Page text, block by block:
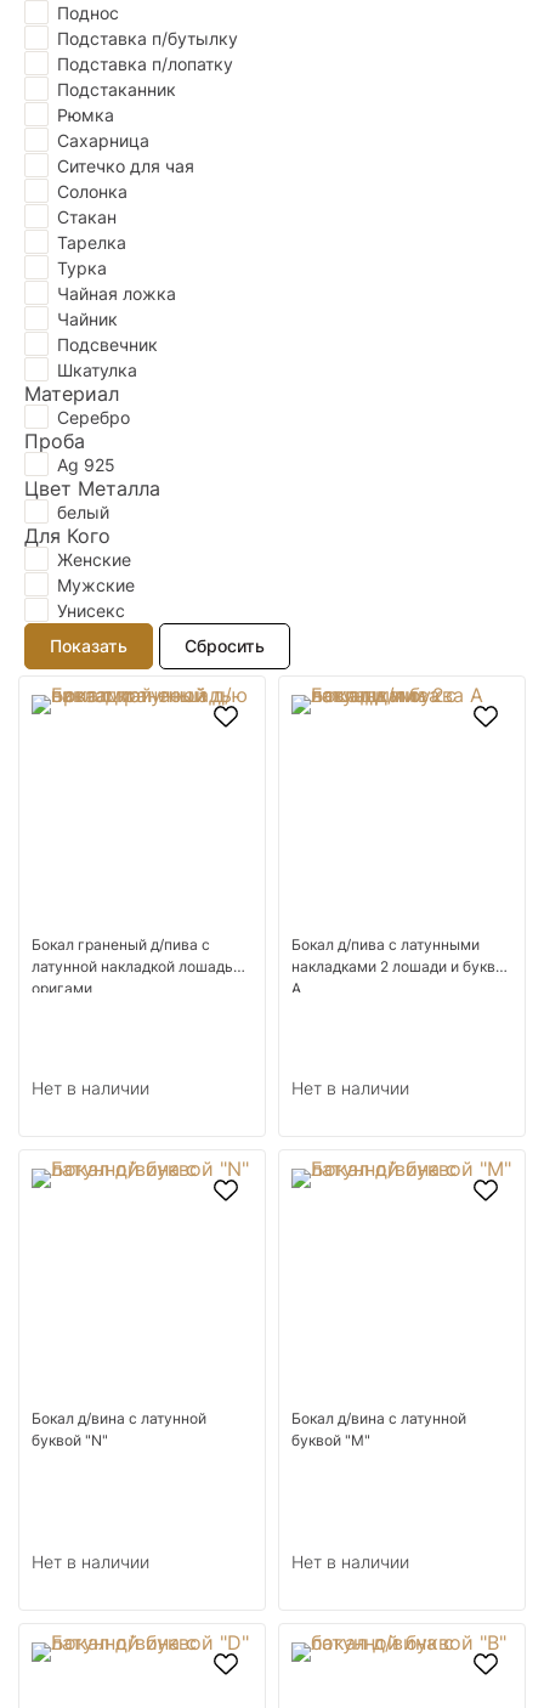
Поднос
Подставка п/бутылку
Подставка п/лопатку
Подстаканник
Рюмка
Сахарница
Ситечко для чая
Солонка
Стакан
Тарелка
Турка
Чайная ложка
Чайник
Подсвечник
Шкатулка
Материал
Серебро
Проба
Ag 925
Цвет Металла
белый
Для Кого
Женские
Мужские
Унисекс
Бокал граненый д/пива с
латунной накладкой лошадью
оригами
Нет в наличии
Бокал д/пива с латунными
накладками 2 лошади и буква
А
Нет в наличии
Бокал д/вина с латунной
буквой "N"
Нет в наличии
Бокал д/вина с латунной
буквой "M"
Нет в наличии